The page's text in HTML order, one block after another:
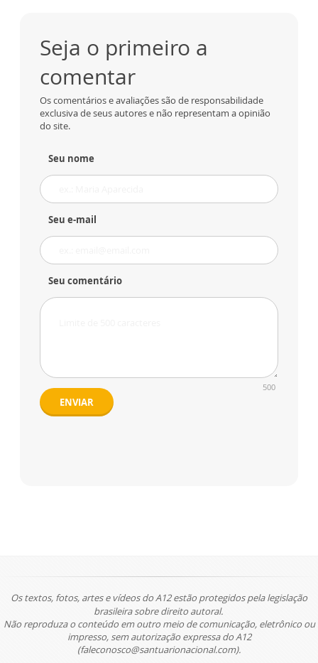
Seja o primeiro a
comentar
Os comentários e avaliações são de responsabilidade
exclusiva de seus autores e não representam a opinião
do site.
Seu nome
Seu e-mail
Seu comentário
500
ENVIAR
Os textos, fotos, artes e vídeos do A12 estão protegidos pela legislação
brasileira sobre direito autoral.
Não reproduza o conteúdo em outro meio de comunicação, eletrônico ou
impresso, sem autorização expressa do A12
(faleconosco@santuarionacional.com).